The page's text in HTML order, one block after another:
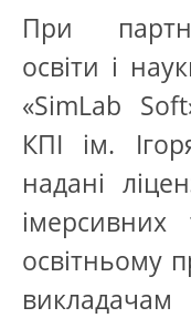
При партнерстві Міністерства
освіти і
«SimLab
КПІ ім.
надані
імерсивних
освітньому